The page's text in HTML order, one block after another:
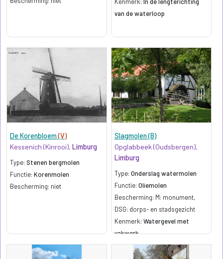
van de waterloop
De Korenbloem(V)
Kessenich (Kinrooi), Limburg
Type: Stenen bergmolen
Functie: Korenmolen
Bescherming: niet
Slagmolen (B)
Opglabbeek (Oudsbergen),
Limburg
Type:Onderslag watermolen
Functie:Oliemolen
Bescherming: M: monument,
DSG: dorps- en stadsgezicht
Kenmerk:Watergevel met
vakwerk